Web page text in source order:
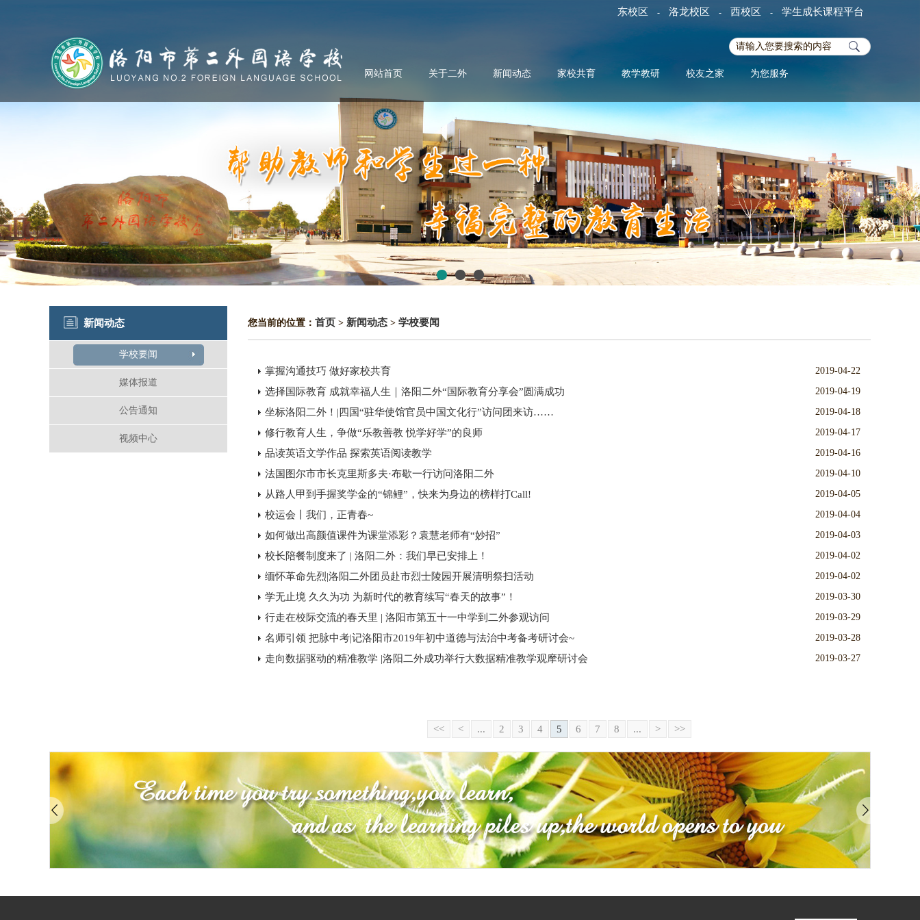
东校区 - 洛龙校区 - 西校区 - 学生成长课程平台
网站首页 关于二外 新闻动态 家校共育 教学教研 校友之家 为您服务
新闻动态
学校要闻
媒体报道
公告通知
视频中心
您当前的位置： 首页 > 新闻动态 > 学校要闻
2019-04-22
掌握沟通技巧 做好家校共育
2019-04-19
选择国际教育 成就幸福人生｜洛阳二外“国际教育分享会”圆满成功
2019-04-18
坐标洛阳二外！|四国“驻华使馆官员中国文化行”访问团来访……
2019-04-17
修行教育人生，争做“乐教善教 悦学好学”的良师
2019-04-16
品读英语文学作品 探索英语阅读教学
2019-04-10
法国图尔市市长克里斯多夫·布歇一行访问洛阳二外
2019-04-05
从路人甲到手握奖学金的“锦鲤”，快来为身边的榜样打Call!
2019-04-04
校运会丨我们，正青春~
2019-04-03
如何做出高颜值课件为课堂添彩？袁慧老师有“妙招”
2019-04-02
校长陪餐制度来了 | 洛阳二外：我们早已安排上！
2019-04-02
缅怀革命先烈|洛阳二外团员赴市烈士陵园开展清明祭扫活动
2019-03-30
学无止境 久久为功 为新时代的教育续写“春天的故事”！
2019-03-29
行走在校际交流的春天里 | 洛阳市第五十一中学到二外参观访问
2019-03-28
名师引领 把脉中考|记洛阳市2019年初中道德与法治中考备考研讨会~
2019-03-27
走向数据驱动的精准教学 |洛阳二外成功举行大数据精准教学观摩研讨会
<< < ... 2 3 4 5 6 7 8 ... > >>